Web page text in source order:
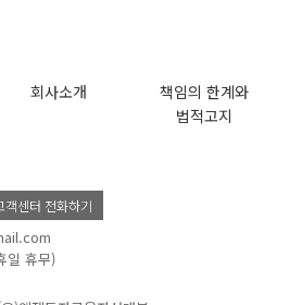
회사소개
책임의 한계와
법적고지
객센터 전화하기
일 휴무)